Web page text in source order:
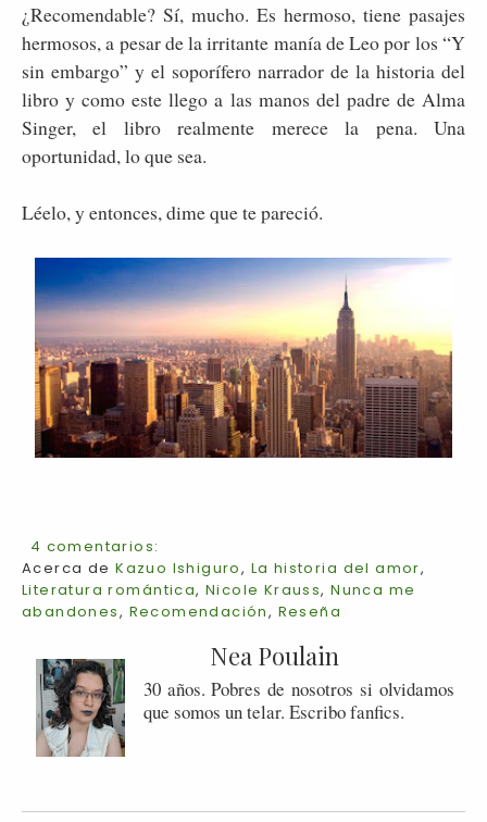
¿Recomendable? Sí, mucho. Es hermoso, tiene pasajes
hermosos, a pesar de la irritante manía de Leo por los “Y
sin embargo” y el soporífero narrador de la historia del
libro y como este llego a las manos del padre de Alma
Singer, el libro realmente merece la pena. Una
oportunidad, lo que sea.
Léelo, y entonces, dime que te pareció.
4 comentarios:
Acerca deKazuo Ishiguro, La historia del amor,
Literatura romántica, Nicole Krauss,Nunca me
abandones, Recomendación, Reseña
Nea Poulain
30 años. Pobres de nosotros si olvidamos
que somos un telar. Escribo fanfics.